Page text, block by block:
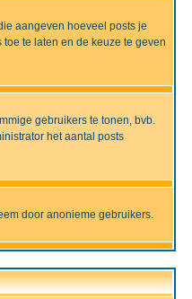
aangeven hoeveel posts je
te laten en de keuze te geven
gebruikers te tonen, bvb.
het aantal posts
door anonieme gebruikers.